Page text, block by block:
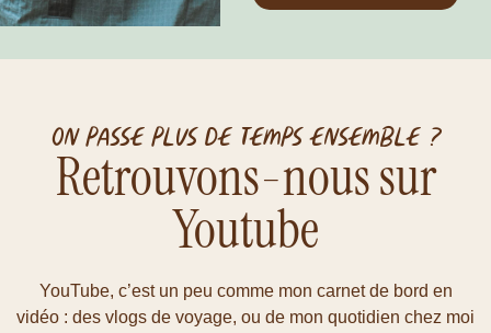
On passe plus de temps ensemble ?
Retrouvons-nous sur
Youtube
YouTube, c’est un peu comme mon carnet de bord en
vidéo : des vlogs de voyage, ou de mon quotidien chez moi